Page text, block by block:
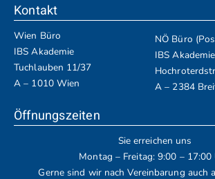
Kontakt
Wien Büro
IBS Akademie
Tuchlauben 11/37
A – 1010 Wien
NÖ Büro
IBS Akademie
A – 2384
Öffnungszeiten
Sie erreichen uns
Montag – Freitag: 9:00 – 17:00
Gerne sind wir nach Vereinbarung auch